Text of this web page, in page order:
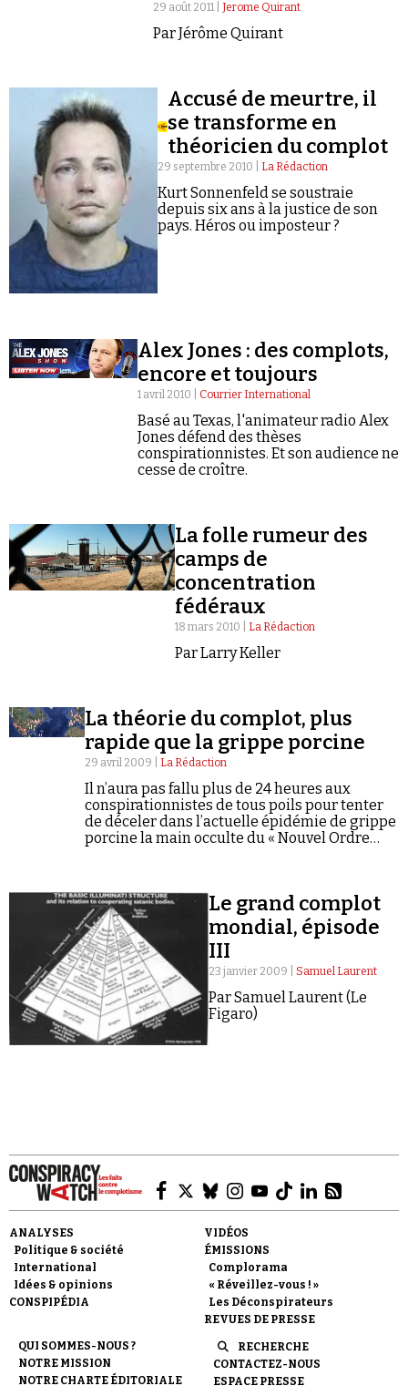
Demander à Vera
Se connecter
29 août 2011 |Jerome Quirant
Par Jérôme Quirant
Accusé de meurtre, il
se transforme en
théoricien du complot
29 septembre 2010 | La Rédaction
Kurt Sonnenfeld se soustraie
depuis six ans à la justice de son
pays. Héros ou imposteur ?
Alex Jones : des complots,
encore et toujours
1 avril 2010 | Courrier International
Basé au Texas, l'animateur radio Alex
Jones défend des thèses
conspirationnistes. Et son audience ne
cesse de croître.
La folle rumeur des
camps de
concentration
fédéraux
18 mars 2010 | La Rédaction
Par Larry Keller
La théorie du complot, plus
rapide que la grippe porcine
29 avril 2009 | La Rédaction
Il n’aura pas fallu plus de 24 heures aux
conspirationnistes de tous poils pour tenter
de déceler dans l’actuelle épidémie de grippe
porcine la main occulte du « Nouvel Ordre
Le grand complot
mondial, épisode
III
23 janvier 2009 | Samuel Laurent
Par Samuel Laurent (Le
Figaro)
ANALYSES
Politique & société
International
Idées & opinions
CONSPIPÉDIA
VIDÉOS
ÉMISSIONS
Complorama
« Réveillez-vous ! »
Les Déconspirateurs
REVUES DE PRESSE
QUI SOMMES-NOUS ?
NOTRE MISSION
NOTRE CHARTE ÉDITORIALE
RECHERCHE
CONTACTEZ-NOUS
ESPACE PRESSE